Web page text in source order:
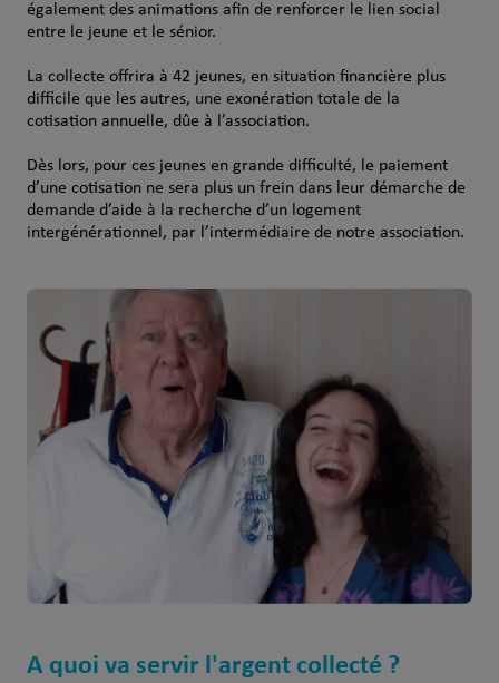
également des animations afin de renforcer le lien social
entre le jeune et le sénior.
La collecte offrira à 42 jeunes, en situation financière plus
difficile que les autres, une exonération totale de la
cotisation annuelle, dûe à l’association.
Dès lors, pour ces jeunes en grande difficulté, le paiement
d’une cotisation ne sera plus un frein dans leur démarche de
demande d’aide à la recherche d’un logement
intergénérationnel, par l’intermédiaire de notre association.
A quoi va servir l'argent collecté ?